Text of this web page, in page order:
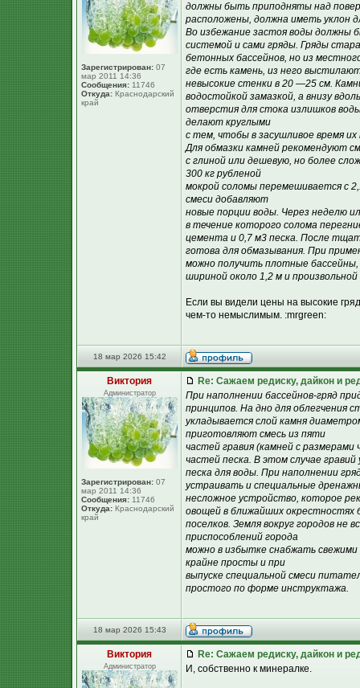
Зарегистрирован: 07
мар 2011 14:36
Сообщения: 11746
Откуда: Краснодарский
край
должны быть приподняты над
расположены, должна иметь уклон
Во избежание застоя воды должны
системой и сами гряды. Гряды
бетонных бассейнов, но из
где есть камень, из него
невысокие стенки в 20 —25 см.
водостойкой замазкой, а внизу
отверстия для стока излишков
делают круглыми
с тем, чтобы в засушливое время
Для обмазки камней рекомендуют
с глиной или дешевую, но более
300 кг рубленой
мокрой соломы перемешивается с
смеси добавляют
новые порции воды. Через неделю
в течение которого солома
цемента и 0,7 м3 песка. После
готова для обмазывания. При
можно получить плотные
шириной около 1,2 м и
Если вы видели цены на высокие
чем-то немыслимым. :mrgreen:
18 мар 2026 15:42
Виктория
Администратор
Зарегистрирован: 07
мар 2011 14:36
Сообщения: 11746
Откуда: Краснодарский
край
Re: Сажаем редиску, дайкон и
При наполнении бассейнов-гряд
принципов. На дно для облегчения
укладывается слой камня
приготовляют смесь из пяти
частей гравия (камней с размерами
частей песка. В этом случае
песка для воды. При наполнении
устраивать и специальные
несложное устройство, которое
овощей в ближайших окрестностях
поселков. Земля вокруг городов
приспособлений города
можно в избытке снабжать
крайне просты и при
выпуске специальной смеси
простого по форме инструктажа.
18 мар 2026 15:43
Виктория
Администратор
Re: Сажаем редиску, дайкон и
И, собственно к минералке.